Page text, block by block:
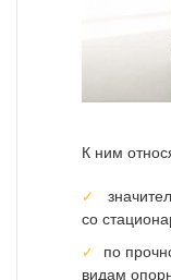
К ним
со
по
видам